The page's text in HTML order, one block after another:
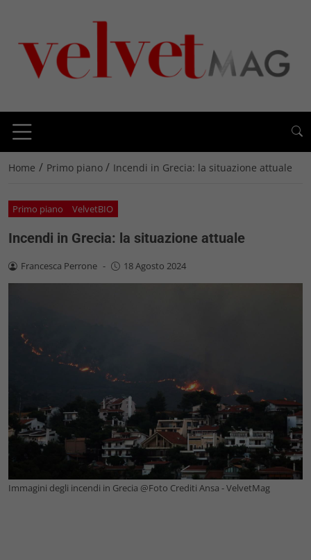
Home / Primo piano / Incendi in Grecia: la situazione attuale
Primo piano VelvetBIO
Incendi in Grecia: la situazione attuale
Francesca Perrone - 18 Agosto 2024
Immagini degli incendi in Grecia @Foto Crediti Ansa - VelvetMag